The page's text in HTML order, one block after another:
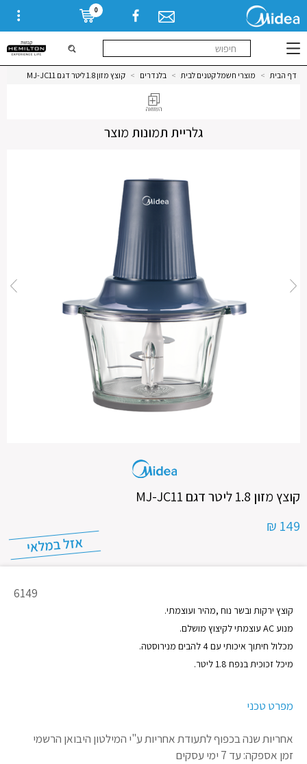
0
דף הבית > מוצרי חשמל קטנים לבית > בלנדרים > קוצץ מזון 1.8 ליטר דגם MJ-JC11
גלריית תמונות מוצר
קוצץ מזון 1.8 ליטר דגם MJ-JC11
149 ₪
מק"ט
6149
קוצץ ירקות ובשר נוח ,מהיר ועוצמתי.
מנוע AC עוצמתי לקיצוץ מושלם.
מכלול חיתוך איכותי עם 4 להבים מנירוסטה.
מיכל זכוכית בנפח 1.8 ליטר.
מפרט טכני
אחריות שנה בכפוף לתעודת אחריותע"י המילטון היבואן הרשמי
זמן אספקה: עד 7 ימי עסקים